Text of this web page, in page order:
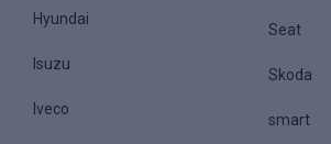
Hyundai
Isuzu
Iveco
Seat
Skoda
smart